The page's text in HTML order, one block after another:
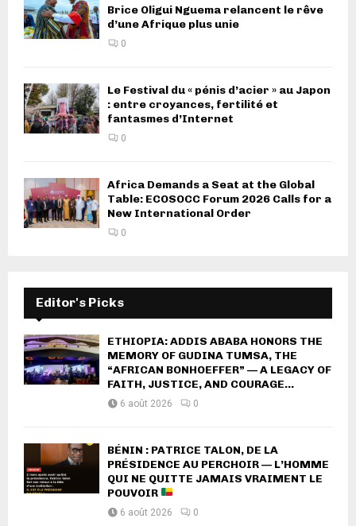
Brice Oligui Nguema relancent le rêve
d’une Afrique plus unie
0
Le Festival du « pénis d’acier » au Japon
: entre croyances, fertilité et
fantasmes d’Internet
0
Africa Demands a Seat at the Global
Table: ECOSOCC Forum 2026 Calls for a
New International Order
0
Editor's Picks
ETHIOPIA: ADDIS ABABA HONORS THE
MEMORY OF GUDINA TUMSA, THE
“AFRICAN BONHOEFFER” — A LEGACY OF
FAITH, JUSTICE, AND COURAGE...
6 août 2026 0
BÉNIN : PATRICE TALON, DE LA
PRÉSIDENCE AU PERCHOIR — L’HOMME
QUI NE QUITTE JAMAIS VRAIMENT LE
POUVOIR
6 août 2026 0